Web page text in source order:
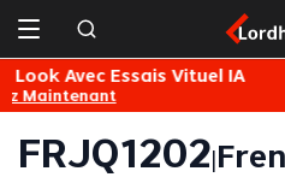
Solde Mois Lordhair 45€/
FRJQ1202